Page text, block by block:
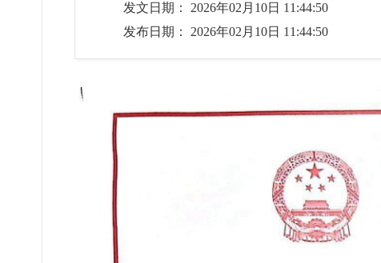
发文日期： 2026年02月10日 11:44:50
发布日期： 2026年02月10日 11:44:50